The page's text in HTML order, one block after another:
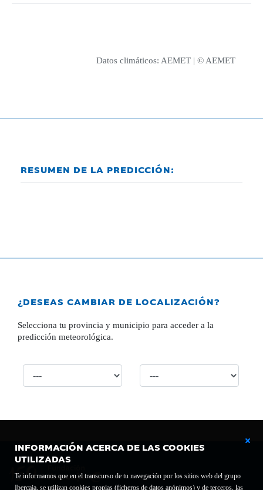
INFORMACIÓN ACERCA DE LAS COOKIES
UTILIZADAS
Te informamos que en el transcurso de tu navegación por los sitios web del grupo
Ibercaja, se utilizan cookies propias (ficheros de datos anónimos) y de terceros, las
Datos climáticos: AEMET | © AEMET
RESUMEN DE LA PREDICCIÓN:
¿DESEAS CAMBIAR DE LOCALIZACIÓN?
Selecciona tu provincia y municipio para acceder a la
predicción meteorológica.